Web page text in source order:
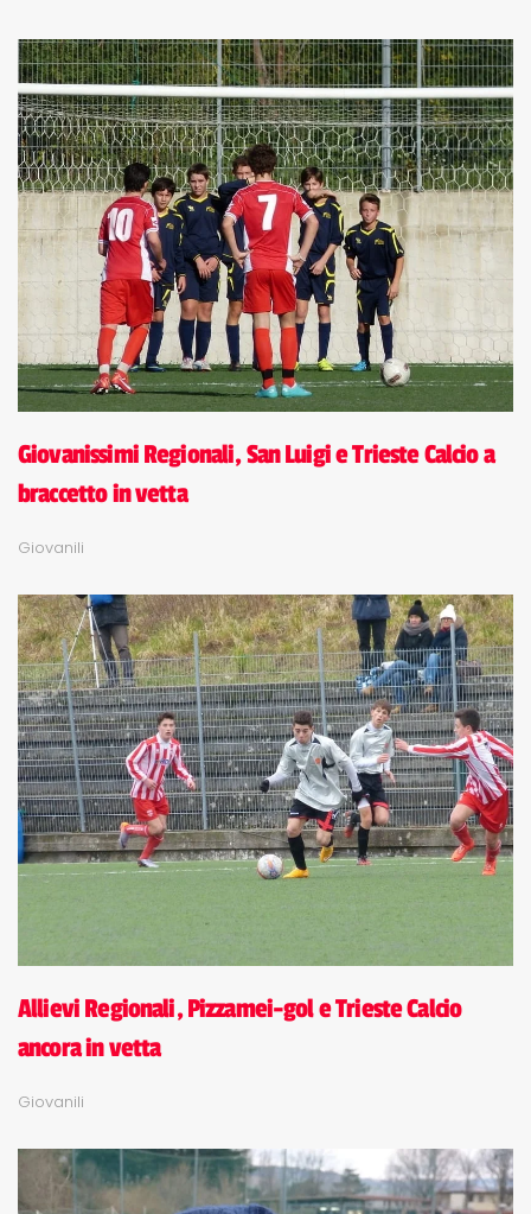
Giovanissimi Regionali, San Luigi e Trieste Calcio a
braccetto in vetta
Giovanili
Allievi Regionali, Pizzamei-gol e Trieste Calcio
ancora in vetta
Giovanili